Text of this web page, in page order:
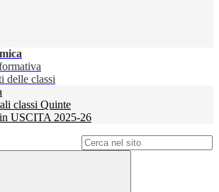
delle classi
classi Quinte
USCITA 2025-26